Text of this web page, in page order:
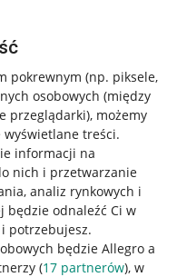
pokrewnym (np. piksele,
osobowych (między
przeglądarki), możemy
wyświetlane treści.
informacji na
nich i przetwarzanie
analiz rynkowych i
będzie odnaleźć Ci w
i potrzebujesz.
będzie Allegro a
(17 partnerów), w